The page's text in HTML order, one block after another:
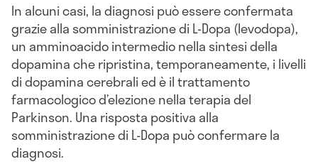
In alcuni casi, la diagnosi può essere confermata
grazie alla somministrazione di L-Dopa (levodopa),
un amminoacido intermedio nella sintesi della
dopamina che ripristina, temporaneamente, i livelli
di dopamina cerebrali ed è il trattamento
farmacologico d’elezione nella terapia del
Parkinson. Una risposta positiva alla
somministrazione di L-Dopa può confermare la
diagnosi.